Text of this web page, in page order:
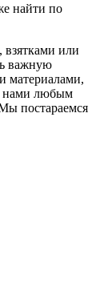
найти по
взятками или
важную
материалами,
нами любым
постараемся